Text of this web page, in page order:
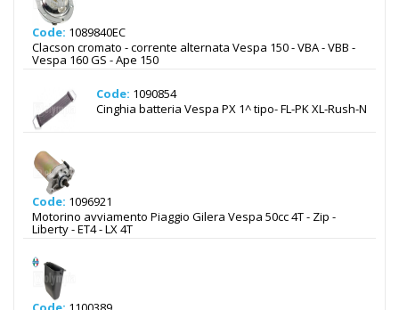
Code: 1089840EC
Clacson cromato - corrente alternata Vespa 150 - VBA - VBB -
Vespa 160 GS - Ape 150
Code: 1090854
Cinghia batteria Vespa PX 1^ tipo- FL-PK XL-Rush-N
Code: 1096921
Motorino avviamento Piaggio Gilera Vespa 50cc 4T - Zip -
Liberty - ET4 - LX 4T